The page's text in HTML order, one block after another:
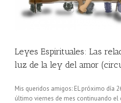
Leyes Espirituales: Las
luz de la ley del amor
Mis queridos amigos: EL próximo día
último viernes de mes continuando el